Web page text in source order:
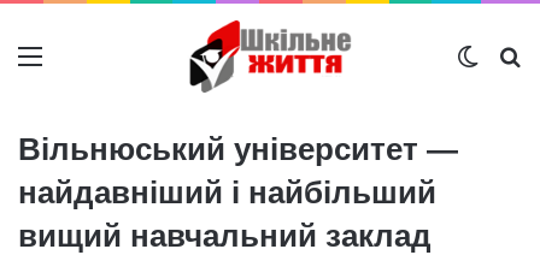
Меню
Вільнюський університет —
найдавніший і найбільший
вищий навчальний заклад